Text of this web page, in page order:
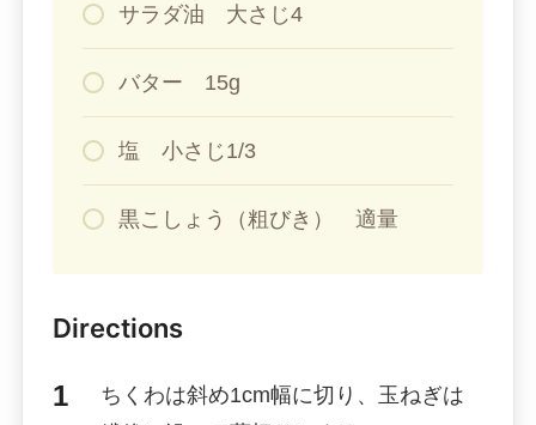
サラダ油 大さじ4
バター 15g
塩 小さじ1/3
黒こしょう（粗びき） 適量
Directions
ちくわは斜め1cm幅に切り、玉ねぎは